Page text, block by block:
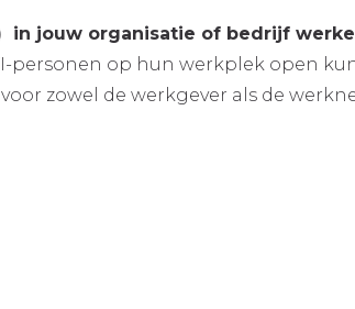
in jouw organisatie of bedrijf
personen op hun werkplek open
zowel de werkgever als de